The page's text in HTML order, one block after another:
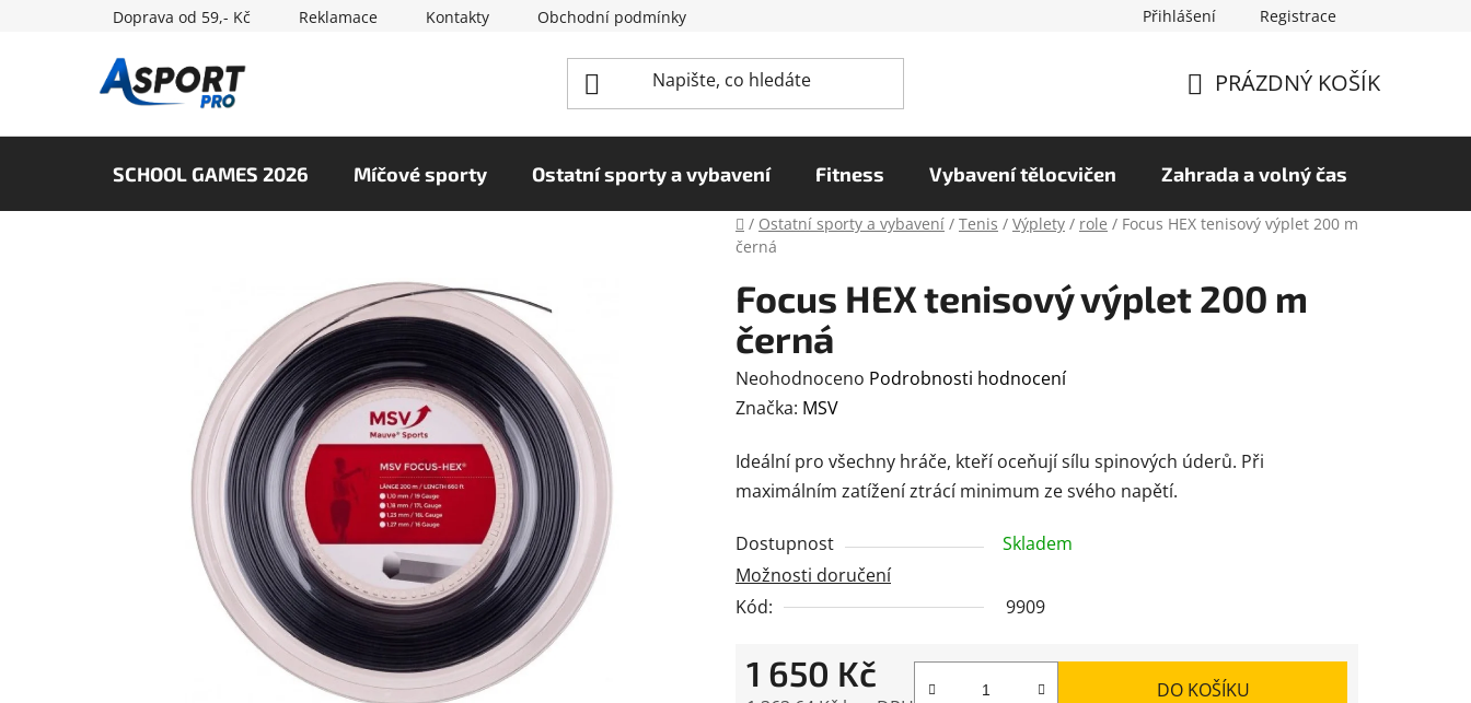
Doprava od 59,- Kč Reklamace Kontakty Obchodní podmínky Podmínky ochrany osobních údajů Hodnocení obchodu
Přihlášení Registrace
KOŠÍK
PRÁZDNÝ KOŠÍK
SCHOOL GAMES 2026 Míčové sporty Ostatní sporty a vybavení Fitness Vybavení tělocvičen Zahrada a volný čas
Domů
/ Ostatní sporty a vybavení / Tenis / Výplety / role / Focus HEX tenisový výplet 200 m
černá
Focus HEX tenisový výplet 200 m
černá
Průměrné
hodnocení
je
0,0
5
hvězdiček.
Neohodnoceno Podrobnosti hodnocení
Značka: MSV
Ideální pro všechny hráče, kteří oceňují sílu spinových úderů. Při
maximálním zatížení ztrácí minimum ze svého napětí.
Dostupnost
Skladem
Možnosti doručení
Kód:
9909
1 650 Kč DO KOŠÍKU